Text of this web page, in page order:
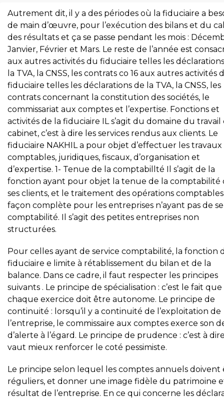
Autrement dit, il y a des périodes où la fiduciaire a
de main d’œuvre, pour l’exécution des bilans et du
des résultats et ça se passe pendant les mois :
Janvier, Février et Mars. Le reste de l’année est
aux autres activités du fiduciaire telles les
la TVA, la CNSS, les contrats co 16 aux autres activités
fiduciaire telles les déclarations de la TVA, la CNSS, les
contrats concernant la constitution des sociétés, le
commissariat aux comptes et l’expertise. Fonctions et
activités de la fiduciaire IL s’agit du domaine du travail
cabinet, c’est à dire les services rendus aux clients. Le
fiduciaire NAKHIL a pour objet d’effectuer les travaux
comptables, juridiques, fiscaux, d’organisation et
d’expertise. 1- Tenue de la comptabillté Il s’agit de la
fonction ayant pour objet la tenue de la comptabilité
ses clients, et le traitement des opérations
façon complète pour les entreprises n’ayant pas de
comptabilité. Il s’agit des petites entreprises non
structurées.
Pour celles ayant de service comptabilité, la fonction
fiduciaire e limite à rétablissement du bilan et de la
balance. Dans ce cadre, il faut respecter les principes
suivants . Le principe de spécialisation : c’est le fait que
chaque exercice doit être autonome. Le principe de
continuité : lorsqu’il y a continuité de l’exploitation de
l’entreprise, le commissaire aux comptes exerce son
d’alerte à l’égard. Le principe de prudence : c’est à
vaut mieux renforcer le coté pessimiste.
Le principe selon lequel les comptes annuels doivent
réguliers, et donner une image fidèle du patrimoine
résultat de l’entreprise. En ce qui concerne les